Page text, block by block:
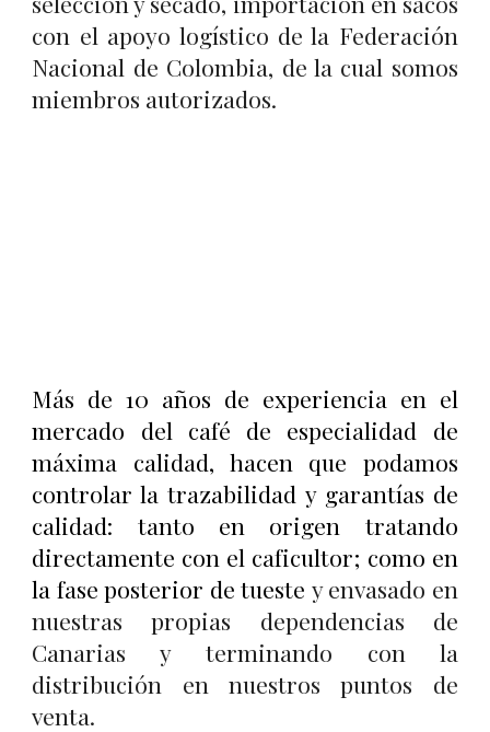
con el apoyo logístico de la Federación
Nacional de Colombia, de la cual somos
miembros autorizados.
Más de 10 años de experiencia en el
mercado del café de especialidad de
máxima calidad, hacen que podamos
controlar la trazabilidad y garantías de
calidad: tanto en origen tratando
directamente con el caficultor; como en
la fase posterior de tueste y envasado en
nuestras propias dependencias de
Canarias y terminando con la
distribución en nuestros puntos de
venta.